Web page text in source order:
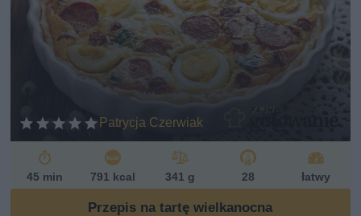
Patrycja Czerwiak
45 min 791 kcal 341 g 28 łatwy
Przepis na tartę wielkanocna